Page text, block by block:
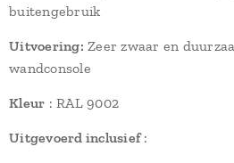
buitengebruik
Uitvoering: Zeer zwaar en
wandconsole
Kleur : RAL 9002
Uitgevoerd inclusief: